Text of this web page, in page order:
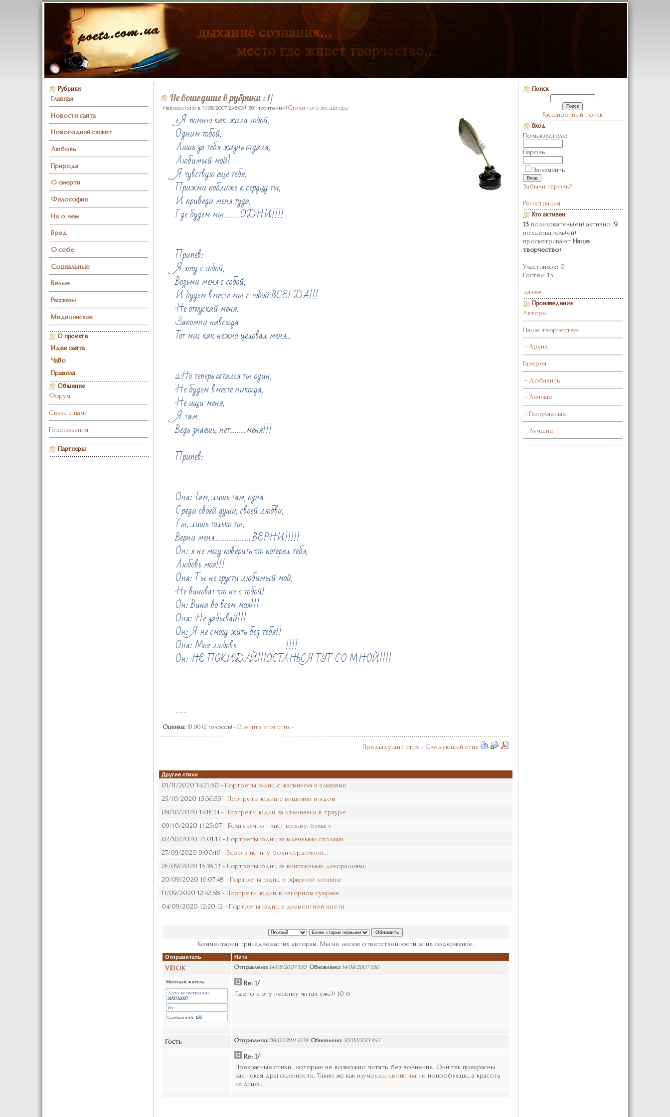
Рубрики
Главная
Новости сайта
Новогодний сюжет
Любовь
Природа
О смерти
Философия
Ни о чем
Бред
О себе
Социальные
Белые
Рассказы
Медицинские
О проекте
Идея сайта
ЧаВо
Правила
Общение
Форум
Связь с нами
Голосования
Партнеры
Не вошедшие в рубрики: 1/
Написал odin в 11/08/2007 2:45:03(1381 прочтений) Стихи того же автора
1.Я помню как жила тобой,
Одним тобой,
Лишь за тебя жизнь отдала,
Любимый мой!
Я чувствую еще тебя,
Прижми поближе к сердцу ты,
И приведи меня туда,
Где будем мы………ОДНИ!!!!
Припев:
Я хочу с тобой,
Возьми меня с собой,
И будем вместе мы с тобой ВСЕГДА!!!
Не отпускай меня,
Запомни навсегда
Тот миг как нежно целовал меня…
2.Но теперь остался ты один,
Не будем вместе никогда,
Не ищи меня,
Я там…
Ведь знаешь, нет………меня!!!
Припев:
Она: Там, лишь там, одна
Среди своей души, своей любви,
Ты, лишь только ты,
Верни меня…………………ВЕРНИ!!!!!
Он: я не могу поверить что потерял тебя,
Любовь моя!!!
Она: Ты не грусти любимый мой,
Не виноват что не с тобой!
Он: Вина во всем моя!!!
Она: Не забывай!!!
Он: Я не смогу жить без тебя!!
Она: Моя любовь………………………!!!!
Он: НЕ ПОКИДАЙ!!!ОСТАНЬСЯ ТУТ СО МНОЙ!!!!
---
Оценка: 10.00 (2 голосов) - Оцените этот стих -
Предыдущий стих- Следующий стих
Другие стихи
01/11/2020 14:21:30 - Портреты юдиц с жасмином и алмазами
25/10/2020 15:36:55 - Портреты юдиц с вишнями и ядом
09/10/2020 14:16:14 - Портреты юдиц за чтением и в трауре
09/10/2020 11:25:07 - Если скучно - лист возьму, бумагу
02/10/2020 21:01:17 - Портреты юдиц за млечными столами
27/09/2020 9:00:16 - Верю в истину боли сердечной...
26/09/2020 15:18:13 - Портреты юдиц за винтажными декорациями
20/09/2020 16:07:48 - Портреты юдиц в эфирной лепнине
11/09/2020 12:42:58 - Портреты юдиц в нагорном сумраке
04/09/2020 12:20:12 - Портреты юдиц в диаментной цвети
Комментарии принадлежат их авторам. Мы не несем ответственности за их содержание.
Отправитель Нити
VIDOK Отправлено:14/08/2007 1:50 Обновлено:14/08/2007 1:50
Местный житель
Дата регистрации:
31/07/2007
Из:
Сообщений:156
Re: 1/
Гдето я эту песенку читал уже)) 10 б
Гость Отправлено:08/02/2011 12:39 Обновлено:20/02/2013 9:12
Re: 1/
Прекрасные стихи , которые не возможно читать без волнения. Они так прекрасны
как некая драгоценность. Такие же как изумруды свойстване попробуешь, а красота
на лицо...
Поиск
Расширенный поиск
Вход
Пользователь:
Пароль:
Запомнить
Забыли пароль?
Регистрация
Кто активен
13пользователь(ей) активно (9
пользователь(ей)
просматривают Наше
творчество)
Участников: 0
Гостей: 13
далее...
Произведения
Авторы
Наше творчество
- Архив
Галерея
- Добавить
- Личные
- Популярные
- Лучшие